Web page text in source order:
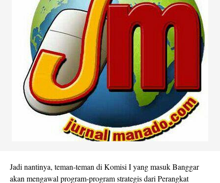
Jadi nantinya, teman-teman di Komisi I yang masuk Banggar
akan mengawal program-program strategis dari Perangkat